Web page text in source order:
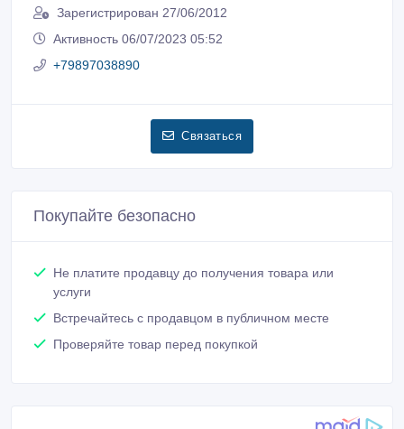
Зарегистрирован 27/06/2012
Активность 06/07/2023 05:52
+79897038890
Связаться
Покупайте безопасно
Не платите продавцу до получения товара или
услуги
Встречайтесь с продавцом в публичном месте
Проверяйте товар перед покупкой